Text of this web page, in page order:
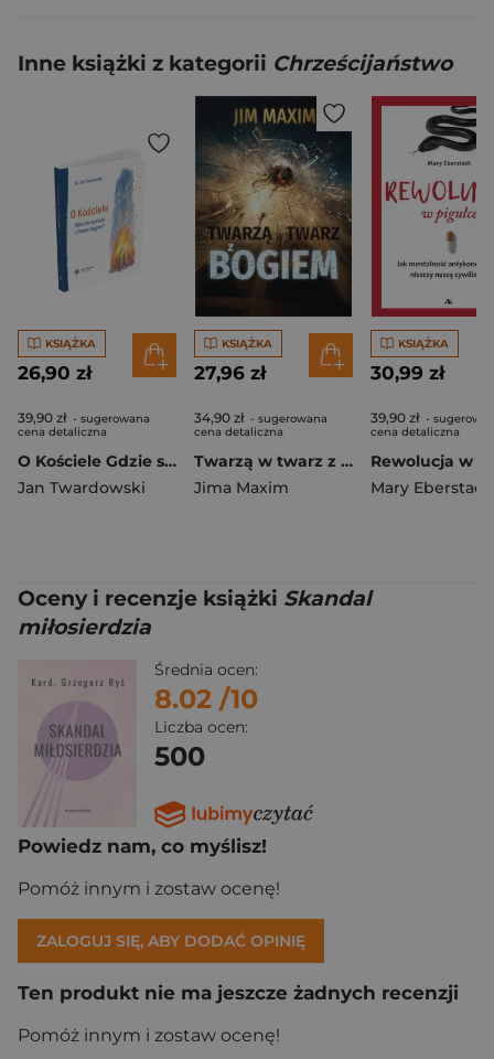
Inne książki z kategorii Chrześcijaństwo
KSIĄŻKA
26,90 zł
39,90 zł - sugerowana
cena detaliczna
O Kościele Gdzie się spotkać z Panem Bogiem?
Jan Twardowski
KSIĄŻKA
27,96 zł
34,90 zł - sugerowana
cena detaliczna
Twarzą w twarz z Bogiem
Jima Maxim
KSIĄŻKA
30,99 zł
39,90 zł -
cena detaliczna
Mary Eberstadt
Oceny i recenzje książki Skandal
miłosierdzia
Średnia ocen:
8.02 /10
Liczba ocen:
500
Powiedz nam, co myślisz!
Pomóż innym i zostaw ocenę!
ZALOGUJ SIĘ, ABY DODAĆ OPINIĘ
Ten produkt nie ma jeszcze żadnych recenzji
Pomóż innym i zostaw ocenę!